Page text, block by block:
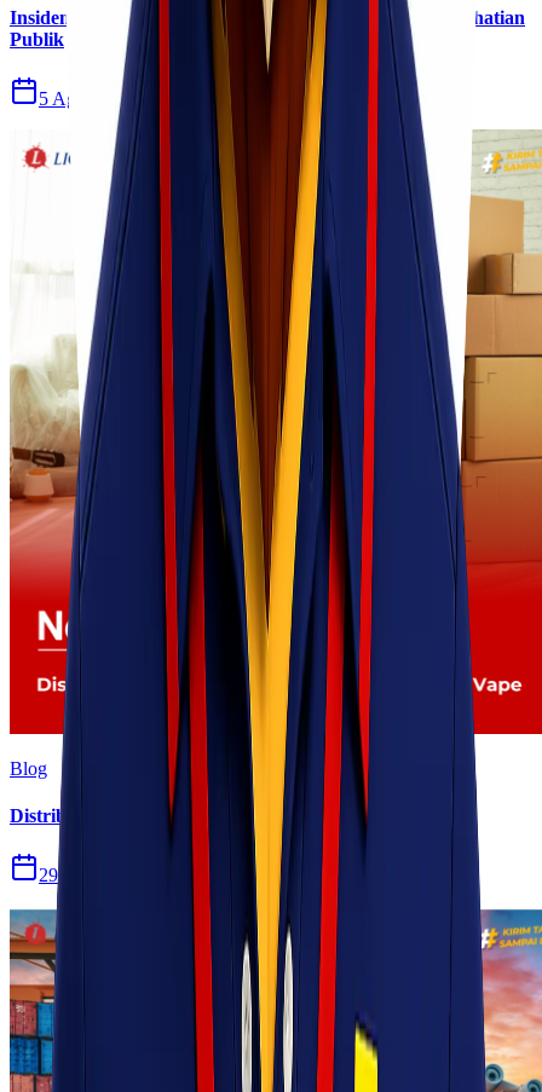
Insiden Kebakaran KM Mutiara Sentosa II Menjadi Perhatian
Publik
5 Agu 2026
Blog
Distribusi Pengiriman Rokok Elektronik atau Vape
29 Jul 2026